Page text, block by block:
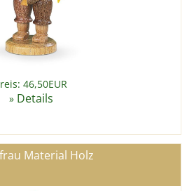
46,50EUR
» Details
Material Holz